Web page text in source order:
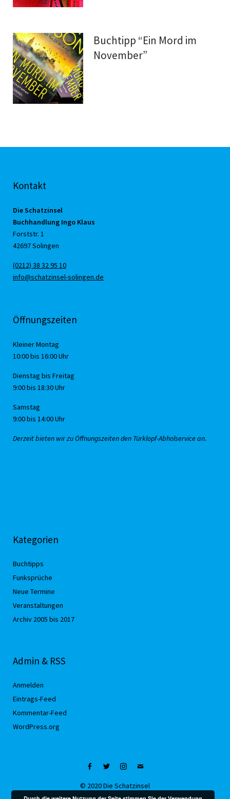
Buchtipp “Ein Mord im
November”
Kontakt
Die Schatzinsel
Buchhandlung Ingo Klaus
Forststr. 1
42697 Solingen
(0212) 38 32 95 10
info@schatzinsel-solingen.de
Öffnungszeiten
Kleiner Montag
10:00 bis 16:00 Uhr
Dienstag bis Freitag
9:00 bis 18:30 Uhr
Samstag
9:00 bis 14:00 Uhr
Derzeit bieten wir zu Öffnungszeiten den Türklopf-Abholservice an.
Kategorien
Buchtipps
Funksprüche
Neue Termine
Veranstaltungen
Archiv 2005 bis 2017
Admin & RSS
Anmelden
Eintrags-Feed
Kommentar-Feed
WordPress.org
Facebook
TwitterInstagram
Mail
© 2020 Die Schatzinsel